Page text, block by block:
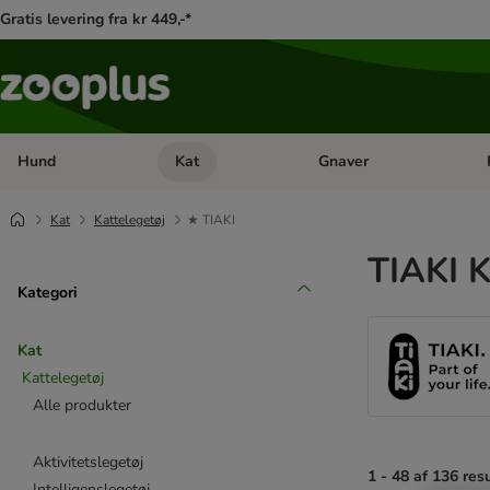
Gratis levering fra kr 449,-*
Hund Åben kategori menu: Hund
Kat Åben kategori menu: Kat
Gnaver
Kat Kattelegetøj ★ TIAKI
Kategori
Kat
Kattelegetøj
Alle produkter
Aktivitetslegetøj
TIAKI
1 - 48 af 136